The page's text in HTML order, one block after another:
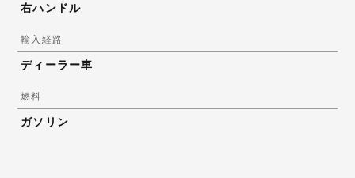
右ハンドル
輸入経路
ディーラー車
燃料
ガソリン